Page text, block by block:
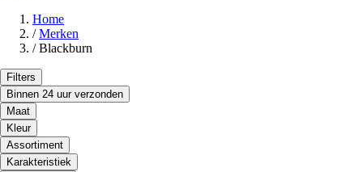
Home
/ Merken
/ Blackburn
Filters
Binnen 24 uur verzonden
Maat
Kleur
Assortiment
Karakteristiek